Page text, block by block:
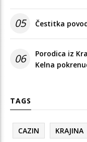
05 Čestitka
06
Porodica iz
Kelna
TAGS
CAZIN KRAJINA